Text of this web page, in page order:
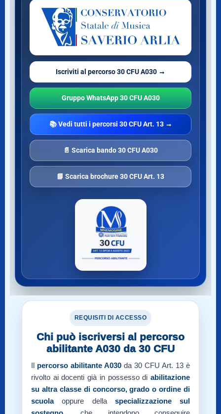
Iscriviti al percorso 30 CFU A030 →
Gruppo WhatsApp 30 CFU A030
📚 Vedi tutti i percorsi 30 CFU Art. 13 →
📄 Scarica bando 30 CFU A030
📘 Scarica brochure 30 CFU Art. 13
REQUISITI DI ACCESSO
Chi può iscriversi al percorso
abilitante A030 da 30 CFU
Il percorso abilitante A030 da 30 CFU Art. 13 è
rivolto ai docenti già in possesso di abilitazione
su altra classe di concorso, grado o ordine di
scuolaoppure della specializzazione sul